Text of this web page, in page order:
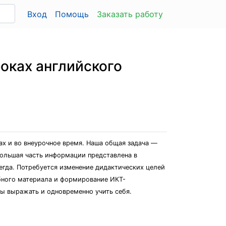
Вход Помощь Заказать работу
английского
и во внеурочное время. Наша общая задача —
часть информации представлена в
Потребуется изменение дидактических целей
материала и формирование ИКТ-
выражать и одновременно учить себя.